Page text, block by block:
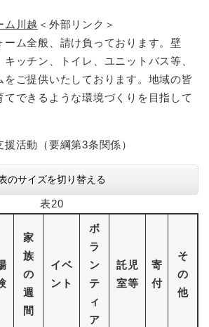
川越 ＜外部リンク＞
ーム全般、請け負っております。壁
ッチン、トイレ、ユニットバス等、
をご提供いたしております。地域の皆
てできるような環境づくりを目指して
活動（要綱第3条関係）
のサイズを切り替える
表20
家
族
の
週
間
イベ
ント
ボ
ラ
ン
テ
ィ
ア
託児
室等
寄
付
そ
の
他